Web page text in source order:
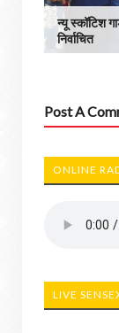
न्यू स्कॉटिश
निर्वाचित
Post A
ONLINE
LIVE